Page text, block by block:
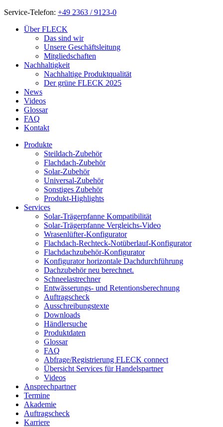
Service-Telefon: +49 2363 / 9123-0
Über FLECK
Das sind wir
Unsere Geschäftsleitung
Mitgliedschaften
Nachhaltigkeit
Nachhaltige Produktqualität
Der grüne FLECK 2025
News
Videos
Glossar
FAQ
Kontakt
Produkte
Steildach-Zubehör
Flachdach-Zubehör
Solar-Zubehör
Universal-Zubehör
Sonstiges Zubehör
Produkt-Highlights
Services
Solar-Trägerpfanne Kompatibilität
Solar-Trägerpfanne Vergleichs-Video
Wrasenlüfter-Konfigurator
Flachdach-Rechteck-Notüberlauf-Konfigurator
Flachdachzubehör-Konfigurator
Konfigurator horizontale Dachdurchführung
Dachzubehör neu berechnet.
Schneelastrechner
Entwässerungs- und Retentionsberechnung
Auftragscheck
Ausschreibungstexte
Downloads
Händlersuche
Produktdaten
Glossar
FAQ
Abfrage/Registrierung FLECK connect
Übersicht Services für Handelspartner
Videos
Ansprechpartner
Termine
Akademie
Auftragscheck
Karriere